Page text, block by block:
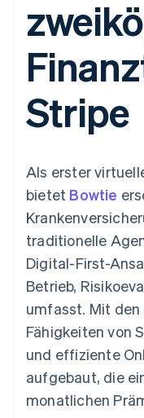
Zugriff auf mehr als
125
Zahlungen vor Ort
Authorization
Optimierung der
Autorisierungsraten
Bezahlvorgang
Connections
Verbundene
Product roadmap
Ausblick
Radar
Betrugsprävention
Atlas
Start-up-Gründung
So
Stripe
Als erster
bietet Bowtie
traditionelle
Digital-First-
Betrieb,
umfasst. Mit
Fähigkeiten von
und effiziente
aufgebaut, die
monatlichen